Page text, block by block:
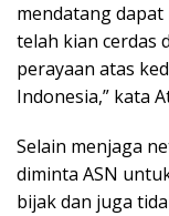
mendatang
telah kian cerdas
perayaan atas
Indonesia,” kata
Selain menjaga
diminta ASN
bijak dan juga